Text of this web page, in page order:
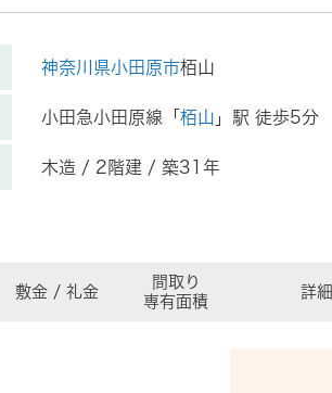
神奈川県小田原市栢山
小田急小田原線「 栢山 」駅 徒歩5分
木造 / 2階建 / 築31年
敷金 / 礼金
間取り
専有面積
詳細